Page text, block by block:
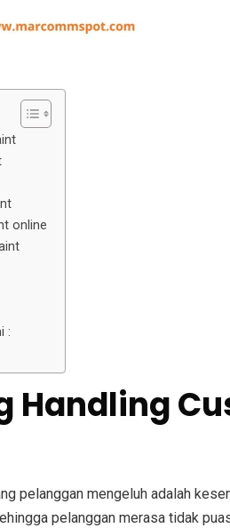
online
:
Handling
pelanggan mengeluh adalah
pelanggan merasa tidak